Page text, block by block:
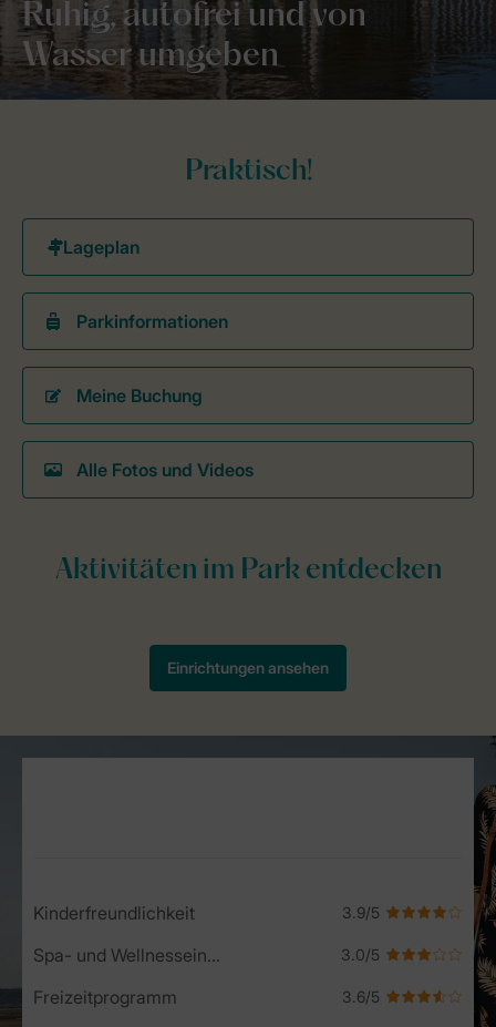
Ruhig, autofrei und von
Wasser umgeben
Praktisch!
Parkinformationen
Meine Buchung
Alle Fotos und Videos
Service Rating from our guests
Kinderfreundlichkeit
Spa- und Wellnesseinrichtungen
Freizeitprogramm